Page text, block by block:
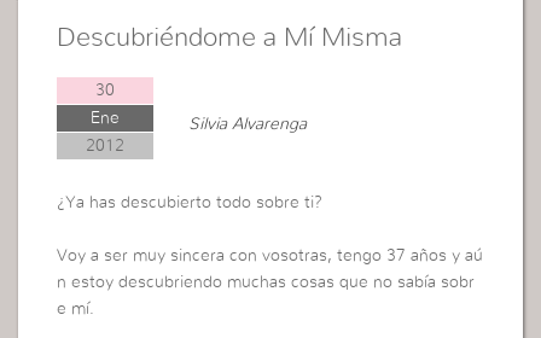
Descubriéndome a Mí Misma
30
Ene
2012
Silvia Alvarenga
¿Ya has descubierto todo sobre ti?
Voy a ser muy sincera con vosotras, tengo 37 años y aú
n estoy descubriendo muchas cosas que no sabía sobr
e mí.